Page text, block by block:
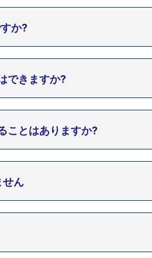
か?
できますか?
ことはありますか?
せん